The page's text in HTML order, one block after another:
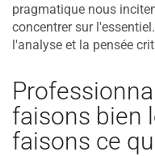
pragmatique nous
concentrer sur
l'analyse et la pensée
faisons bien
faisons ce